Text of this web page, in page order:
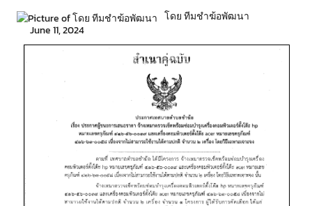
โดย ทีมชำฆ้อพัฒนา
June 11, 2024